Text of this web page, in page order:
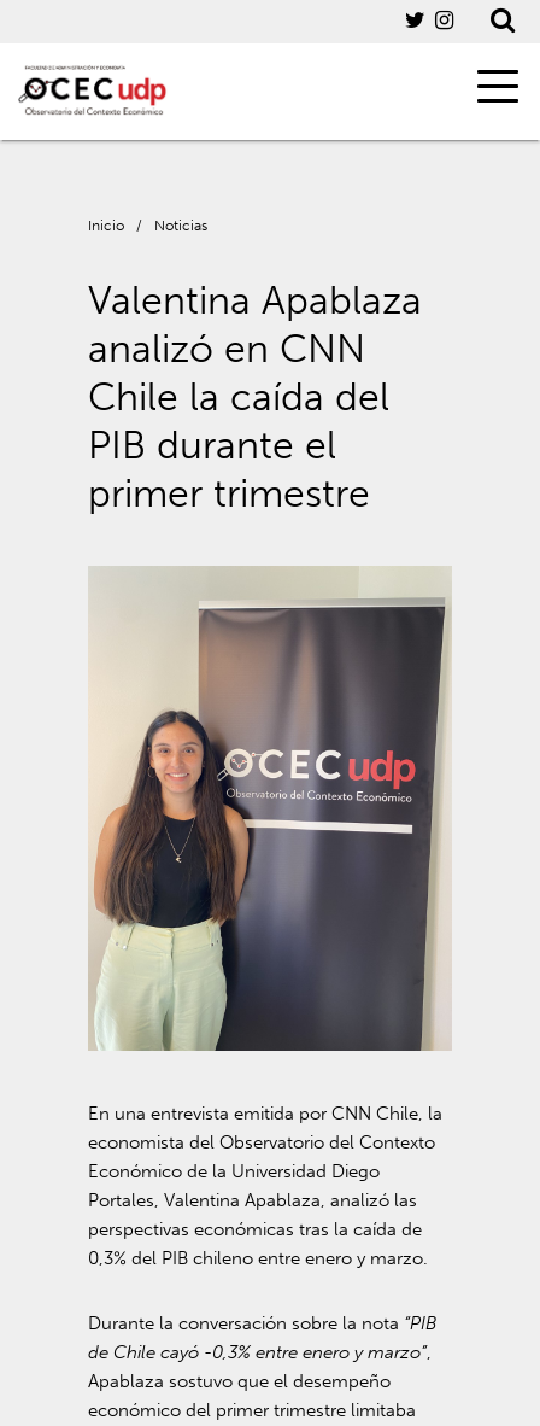
Inicio / Noticias
Valentina Apablaza
analizó en CNN
Chile la caída del
PIB durante el
primer trimestre
En una entrevista emitida porCNN Chile , la
economista del Observatorio del Contexto
Económico de la Universidad Diego
Portales , Valentina Apablaza, analizó las
perspectivas económicas tras la caída de
0,3% del PIB chileno entre enero y marzo.
Durante la conversación sobre la nota “PIB
de Chile cayó -0,3% entre enero y marzo”,
Apablaza sostuvo que el desempeño
económico del primer trimestre limitaba